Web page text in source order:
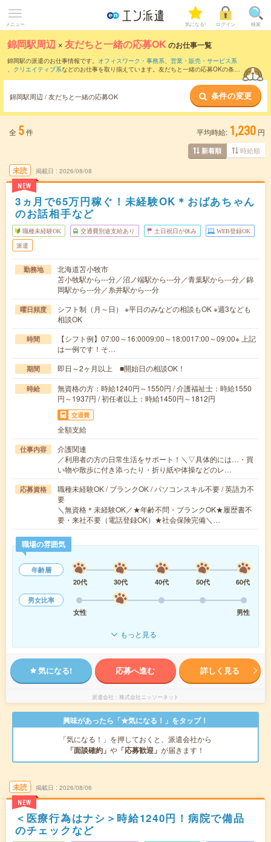
メニュー 気になる! ログイン 検索
錦岡駅周辺 ×友だちと一緒の応募OK のお仕事一覧
錦岡駅の派遣のお仕事情報です。 オフィスワーク・事務系、 営業・販売・サービス系
、 クリエイティブ系などのお仕事を取り揃えています。友だちと一緒の応募OKの条件
錦岡駅周辺 / 友だちと一緒の応募OK 条件の変更
全 5件 平均時給: 1,230 円
新着順 時給順
未読
NEW
掲載日 2026/08/08
3ヵ月で65万円稼ぐ！未経験OK＊おばあちゃん
のお話相手など
職種未経験OK 交通費別途支給あり 土日祝日が休み WEB登録OK
派遣
勤務地
北海道苫小牧市
苫小牧駅から---分／沼ノ端駅から---分／青葉駅から---分／錦
岡駅から---分／糸井駅から---分
曜日頻度
シフト制（月～日） ※平日のみなどの相談もOK ※週3なども
相談OK
時間
【シフト例】07:00～16:0009:00～18:0017:00～09:00※ 上記
は一例です！そ…
期間 即日～2ヶ月以上 ■開始日の相談OK！
時給
無資格の方：時給1240円～1550円 / 介護福祉士：時給1550
円～1937円 / 初任者以上：時給1450円～1812円
交通費
全額支給
仕事内容
介護関連
／利用者の方の日常生活をサポート！＼▽具体的には…・買
い物や散歩に付き添ったり・折り紙や体操などのレ…
応募資格
職種未経験OK / ブランクOK / パソコンスキル不要 / 英語力不
要
＼無資格＊未経験OK／★年齢不問・ブランクOK★履歴書不
要・来社不要（電話登録OK）★社会保険完備＼…
職場の雰囲気
年齢層
20代
30代 40代 50代
60代
男女比率
女性
男性
もっと見る
気になる! 応募へ進む 詳しく見る
派遣会社 株式会社ニッソーネット
興味があったら「★気になる！」をタップ！
「気になる！」を押しておくと、派遣会社から
「面談確約」 や 「応募歓迎」 が届きます！
未読
NEW
掲載日 2026/08/06
＜医療行為はナシ＞時給1240円！病院で備品
のチェックなど